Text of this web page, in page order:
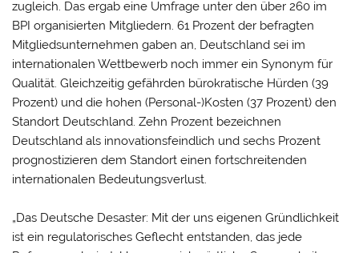
zugleich. Das ergab eine Umfrage unter den über 260 im
BPI organisierten Mitgliedern. 61 Prozent der befragten
Mitgliedsunternehmen gaben an, Deutschland sei im
internationalen Wettbewerb noch immer ein Synonym für
Qualität. Gleichzeitig gefährden bürokratische Hürden (39
Prozent) und die hohen (Personal-)Kosten (37 Prozent) den
Standort Deutschland. Zehn Prozent bezeichnen
Deutschland als innovationsfeindlich und sechs Prozent
prognostizieren dem Standort einen fortschreitenden
internationalen Bedeutungsverlust.
„Das Deutsche Desaster: Mit der uns eigenen Gründlichkeit
ist ein regulatorisches Geflecht entstanden, das jede